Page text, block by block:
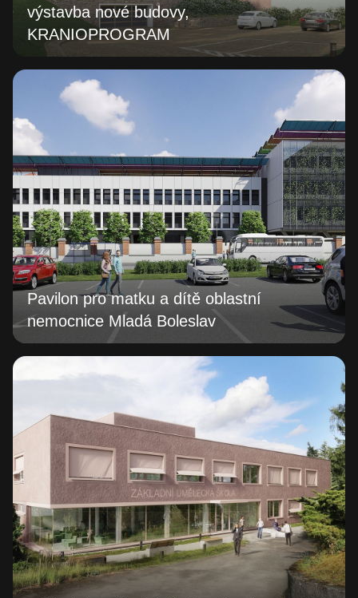
výstavba nové budovy,
KRANIOPROGRAM
Pavilon pro matku a dítě oblastní
nemocnice Mladá Boleslav